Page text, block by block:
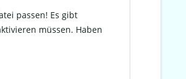
passen! Es gibt
müssen. Haben